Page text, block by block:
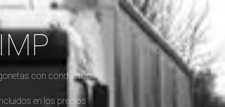
con conductor
en los precios